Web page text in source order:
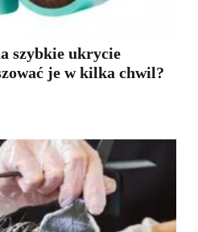
szybkie ukrycie
je w kilka chwil?